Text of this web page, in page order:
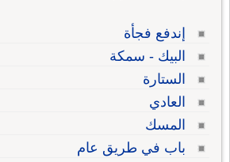
إندفع فجأة
البيك - سمكة
الستارة
العادي
المسك
باب في طريق عام